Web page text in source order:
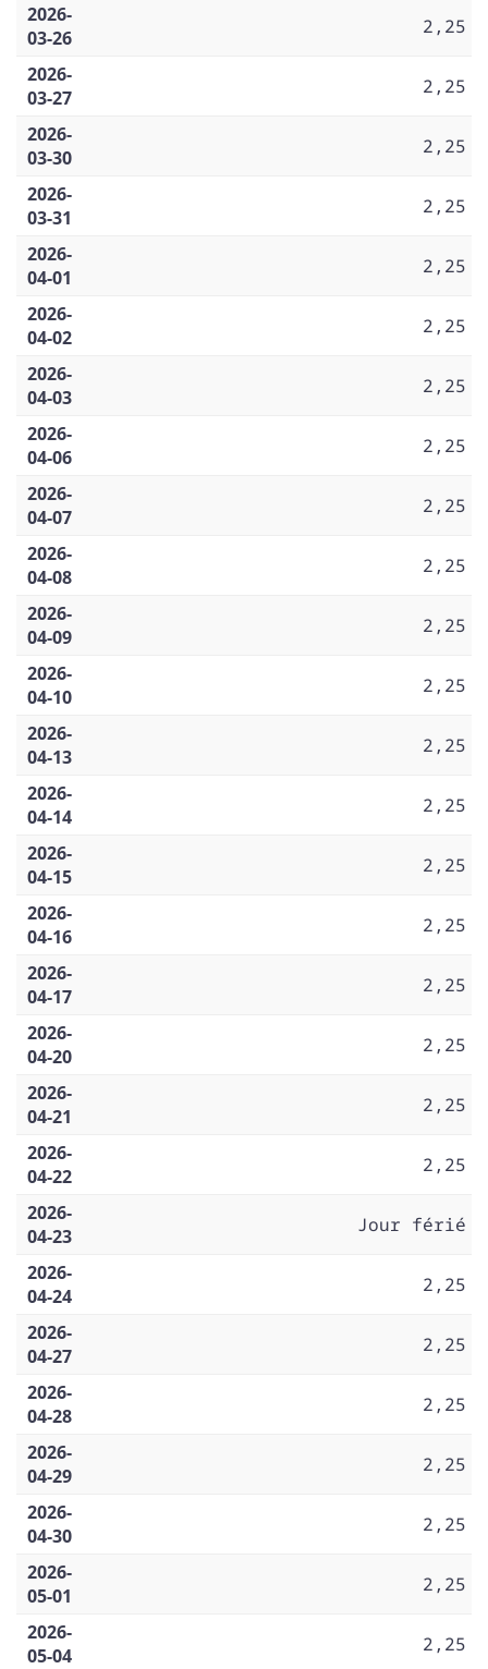
2026-
03-26
2,25
2026-
03-27
2,25
2026-
03-30
2,25
2026-
03-31
2,25
2026-
04-01
2,25
2026-
04-02
2,25
2026-
04-03
2,25
2026-
04-06
2,25
2026-
04-07
2,25
2026-
04-08
2,25
2026-
04-09
2,25
2026-
04-10
2,25
2026-
04-13
2,25
2026-
04-14
2,25
2026-
04-15
2,25
2026-
04-16
2,25
2026-
04-17
2,25
2026-
04-20
2,25
2026-
04-21
2,25
2026-
04-22
2,25
2026-
04-23
Jour férié
2026-
04-24
2,25
2026-
04-27
2,25
2026-
04-28
2,25
2026-
04-29
2,25
2026-
04-30
2,25
2026-
05-01
2,25
2026-
05-04
2,25